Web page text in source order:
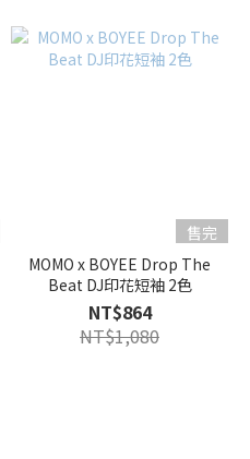
售完
MOMO x BOYEE Drop The
Beat DJ印花短袖 2色
NT$864
NT$1,080